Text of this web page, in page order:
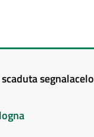
segnalacelo